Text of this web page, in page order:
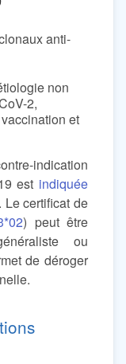
anti-
non
2,
et
indication
est indiquée
. Le certificat de
) peut être
ou
de déroger